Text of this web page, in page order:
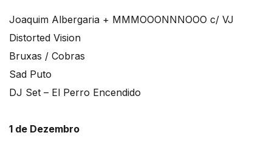
Joaquim Albergaria + MMMOOONNNOOO c/ VJ
Distorted Vision
Bruxas / Cobras
Sad Puto
DJ Set – El Perro Encendido
1 de Dezembro